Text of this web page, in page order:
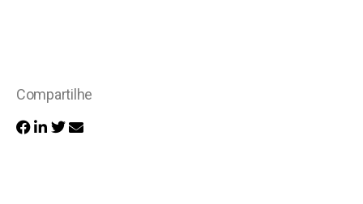
Compartilhe